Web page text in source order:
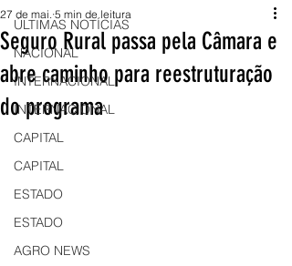
ÚLTIMAS NOTÍCIAS
NACIONAL
INTERNACIONAL
INTERNACIONAL
CAPITAL
CAPITAL
ESTADO
ESTADO
AGRO NEWS
Seguro Rural passa pela Câmara e
abre caminho para reestruturação
do programa
27 de mai. 5 min de leitura